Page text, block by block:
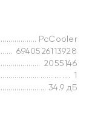
PcCooler
6940526113928
2055146
1
34.9 дБ